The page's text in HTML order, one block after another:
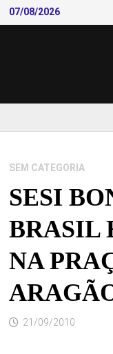
Skip
to
07/08/2026
SEM CATEGORIA
SESI
BRASIL
NA
21/09/2010